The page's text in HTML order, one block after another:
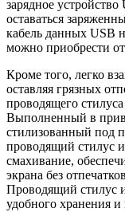
зарядное
оставаться
кабель данных USB
можно приобрести
Кроме того, легко
оставляя грязных
проводящего
Выполненный в
стилизованный под
проводящий стилус
смахивание,
экрана без
Проводящий стилус
удобного хранения и